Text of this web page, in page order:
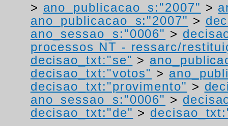
> ano_publicacao_s:"2007" >
ano_publicacao_s:"2007" >
ano_sessao_s:"0006" >
processos NT - ressarc/
decisao_txt:"se" >
decisao_txt:"votos" >
decisao_txt:"provimento" >
ano_sessao_s:"0006" >
decisao_txt:"de" >